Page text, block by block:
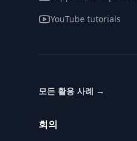
YouTube tutorials
모든 활용 사례 →
회의